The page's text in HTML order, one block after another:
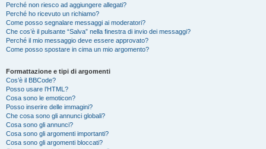
Perché non riesco ad aggiungere allegati?
Perché ho ricevuto un richiamo?
Come posso segnalare messaggi ai moderatori?
Che cos’è il pulsante “Salva” nella finestra di invio dei messaggi?
Perché il mio messaggio deve essere approvato?
Come posso spostare in cima un mio argomento?
Formattazione e tipi di argomenti
Cos’è il BBCode?
Posso usare l’HTML?
Cosa sono le emoticon?
Posso inserire delle immagini?
Che cosa sono gli annunci globali?
Cosa sono gli annunci?
Cosa sono gli argomenti importanti?
Cosa sono gli argomenti bloccati?